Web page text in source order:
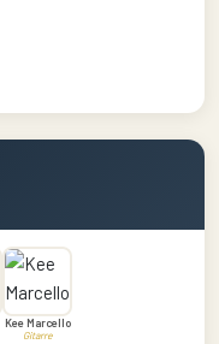
Kee Marcello
Gitarre